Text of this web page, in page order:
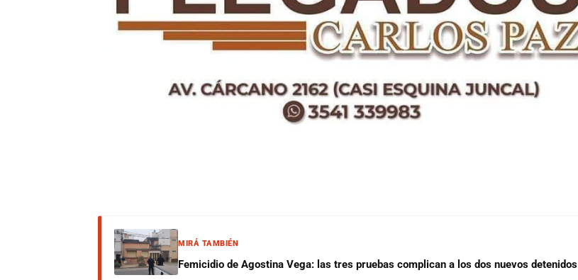
MIRÁ TAMBIÉN
Femicidio de Agostina Vega: las tres pruebas complican a los dos nuevos detenidos